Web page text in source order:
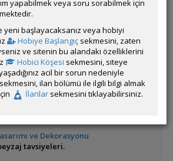
İlaçlar
Su Canlılarının Hastalıkları ve
İlaçlar
Altı Fotoğrafçılığı
yaratan akvaryum ve su altı
sorular, cevaplar, tartışmalar ve
bulunduğu forum.
ve Dekorasyonu
tavsiyeleri.
yapabilmek veya soru sorabilmek için
başlayacaksanız veya hobiyi
Hobiye Başlangıç sekmesini, zaten
ve sitenin bu alandaki özelliklerini
Hobici Köşesi sekmesini, siteye
acil bir sorun nedeniyle
sekmesini, ilan bölümü ile ilgili bilgi almak
İlanlar sekmesini tıklayabilirsiniz.